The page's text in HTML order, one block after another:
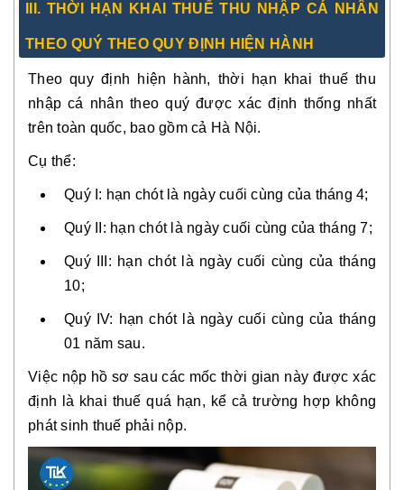
III. THỜI HẠN KHAI THUẾ THU NHẬP CÁ NHÂN
THEO QUÝ THEO QUY ĐỊNH HIỆN HÀNH
Theo quy định hiện hành, thời hạn khai thuế thu
nhập cá nhân theo quý được xác định thống nhất
trên toàn quốc, bao gồm cả Hà Nội.
Cụ thể:
Quý I: hạn chót là ngày cuối cùng của tháng 4;
Quý II: hạn chót là ngày cuối cùng của tháng 7;
Quý III: hạn chót là ngày cuối cùng của tháng
10;
Quý IV: hạn chót là ngày cuối cùng của tháng
01 năm sau.
Việc nộp hồ sơ sau các mốc thời gian này được xác
định là khai thuế quá hạn, kể cả trường hợp không
phát sinh thuế phải nộp.